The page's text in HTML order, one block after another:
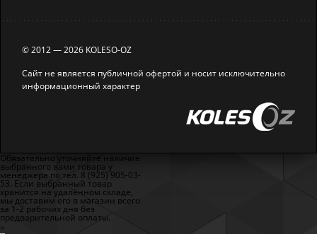
© 2012 — 2026 KOLESO-OZ
Сайт не является публичной офертой и носит исключительно
информационный характер
Обязательно уточняйте наличие
выбранного вами товара у
менеджера по тел. 8 (925) 905-03-
53. Если выбранный товар
хранится на удалённом складе,
мы доставим его в магазин всего
за 1-2 рабочих дня без
предварительной оплаты.
×